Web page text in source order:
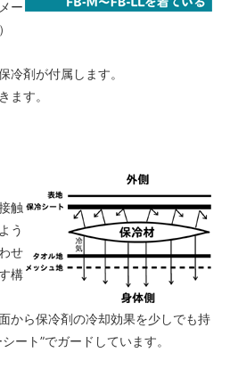
ー
冷剤が付属します。
ます。
触
う
せ
構
から保冷剤の冷却効果を少しでも持
ート”でガードしています。